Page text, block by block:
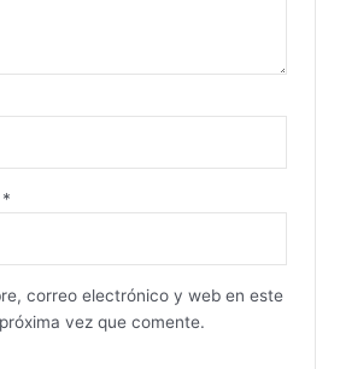
*
correo electrónico y web en este
vez que comente.